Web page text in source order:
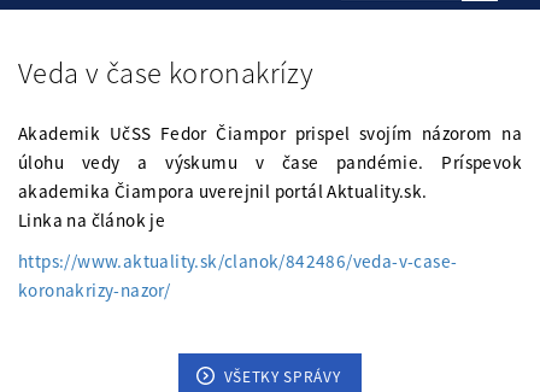
Veda v čase koronakrízy
Akademik UčSS Fedor Čiampor prispel svojím názorom na
úlohu vedy a výskumu v čase pandémie. Príspevok
akademika Čiampora uverejnil portál Aktuality.sk.
Linka na článok je
https://www.aktuality.sk/clanok/842486/veda-v-case-
koronakrizy-nazor/
VŠETKY SPRÁVY